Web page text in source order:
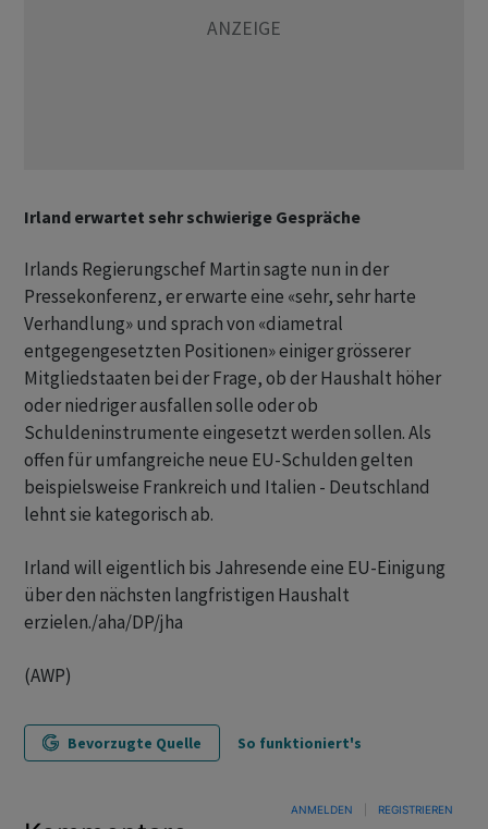
Irland erwartet sehr schwierige Gespräche
Irlands Regierungschef Martin sagte nun in der
Pressekonferenz, er erwarte eine «sehr, sehr harte
Verhandlung» und sprach von «diametral
entgegengesetzten Positionen» einiger grösserer
Mitgliedstaaten bei der Frage, ob der Haushalt höher
oder niedriger ausfallen solle oder ob
Schuldeninstrumente eingesetzt werden sollen. Als
offen für umfangreiche neue EU-Schulden gelten
beispielsweise Frankreich und Italien - Deutschland
lehnt sie kategorisch ab.
Irland will eigentlich bis Jahresende eine EU-Einigung
über den nächsten langfristigen Haushalt
erzielen./aha/DP/jha
(AWP)
Bevorzugte Quelle So funktioniert's
ANMELDEN REGISTRIEREN